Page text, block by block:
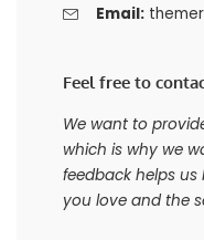
Email:
Feel free to
We want to
which is why we
feedback helps
you love and the